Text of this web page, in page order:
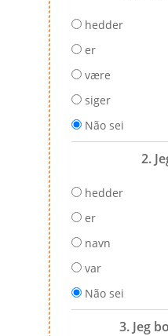
hedder
er
være
siger
Não sei
2.
hedder
er
navn
var
Não sei
3. Jeg